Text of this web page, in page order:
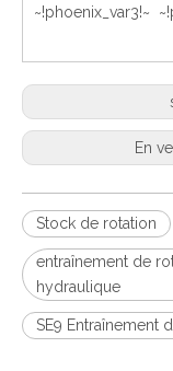
~!phoenix_var3!~
En
Stock de rotation
entraînement de
hydraulique
SE9 Entraînement